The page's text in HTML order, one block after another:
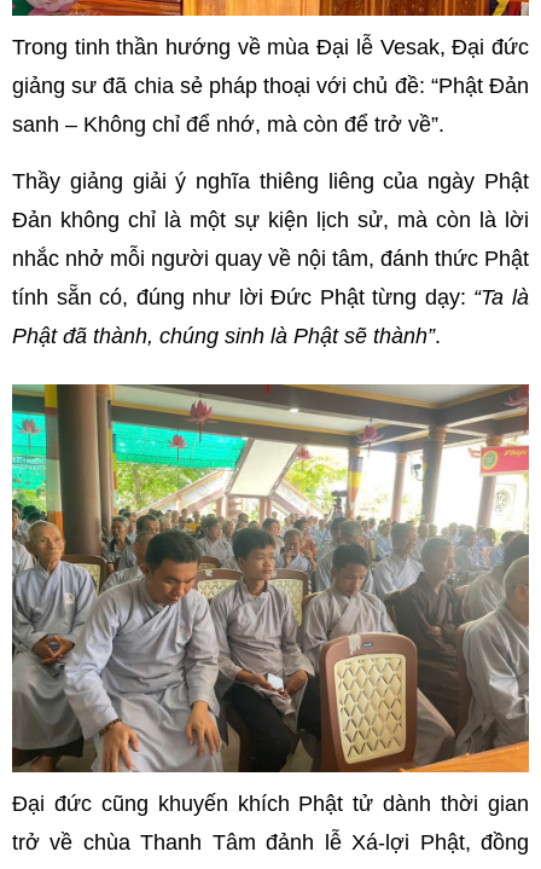
Trong tinh thần hướng về mùa Đại lễ Vesak, Đại đức
giảng sư đã chia sẻ pháp thoại với chủ đề: “Phật Đản
sanh – Không chỉ để nhớ, mà còn để trở về”.
Thầy giảng giải ý nghĩa thiêng liêng của ngày Phật
Đản không chỉ là một sự kiện lịch sử, mà còn là lời
nhắc nhở mỗi người quay về nội tâm, đánh thức Phật
tính sẵn có, đúng như lời Đức Phật từng dạy: “Ta là
Phật đã thành, chúng sinh là Phật sẽ thành”.
Đại đức cũng khuyến khích Phật tử dành thời gian
trở về chùa Thanh Tâm đảnh lễ Xá-lợi Phật, đồng